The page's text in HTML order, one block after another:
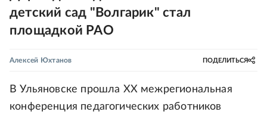
детский сад "Волгарик" стал
площадкой РАО
Алексей Юхтанов ПОДЕЛИТЬСЯ
В Ульяновске прошла XX межрегиональная
конференция педагогических работников